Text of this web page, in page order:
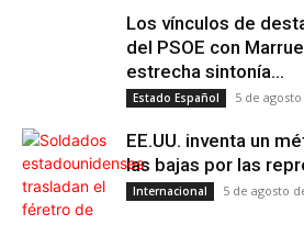
Los vínculos de
del PSOE con
estrecha sintonía...
Estado Español 5 de
EE.UU. inventa un
las bajas por las
Internacional 5 de agosto